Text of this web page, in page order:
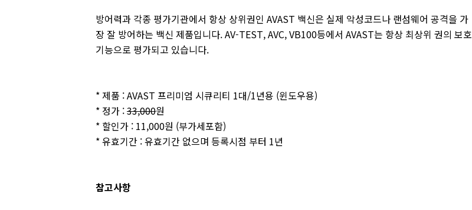
방어력과 각종 평가기관에서 항상 상위권인 AVAST 백신은 실제 악성코드나 랜섬웨어 공격을 가
장 잘 방어하는 백신 제품입니다. AV-TEST, AVC, VB100등에서 AVAST는 항상 최상위 권의 보호
기능으로 평가되고 있습니다.
* 제품 : AVAST 프리미엄 시큐리티 1대/1년용 (윈도우용)
* 정가 :33,000원
* 할인가 : 11,000원 (부가세포함)
* 유효기간 : 유효기간 없으며 등록시점 부터 1년
참고사항